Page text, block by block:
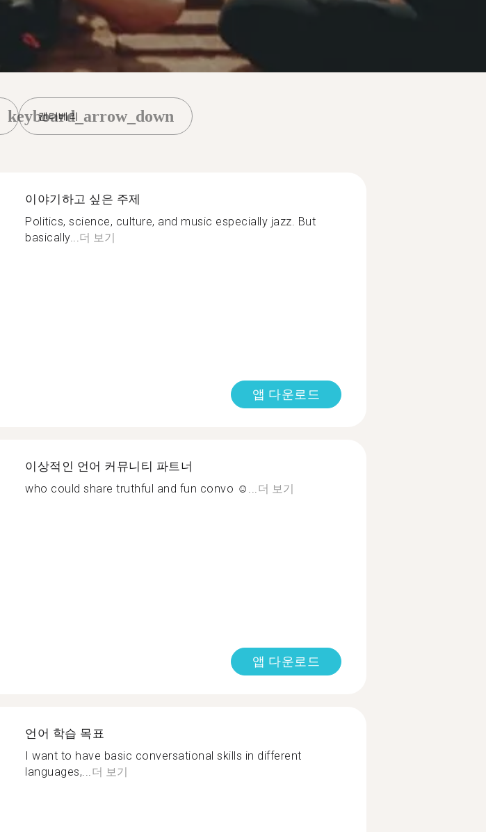
캔터베리
keyboard_arrow_down
이야기하고 싶은 주제
Politics, science, culture, and music especially jazz. But
basically...더 보기
앱 다운로드
이상적인 언어 커뮤니티 파트너
who could share truthful and fun convo ☺...더 보기
앱 다운로드
언어 학습 목표
I want to have basic conversational skills in different
languages,...더 보기